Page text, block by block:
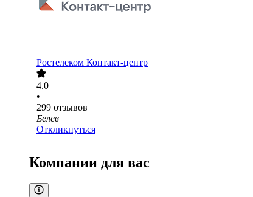
Ростелеком Контакт-центр
4.0
•
299 отзывов
Белев
Откликнуться
Компании для вас